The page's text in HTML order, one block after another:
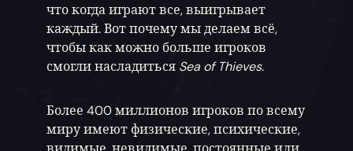
что когда играют все, выигрывает
каждый. Вот почему мы делаем всё,
чтобы как можно больше игроков
смогли насладиться Sea of Thieves.
Более 400 миллионов игроков по всему
миру имеют физические, психические,